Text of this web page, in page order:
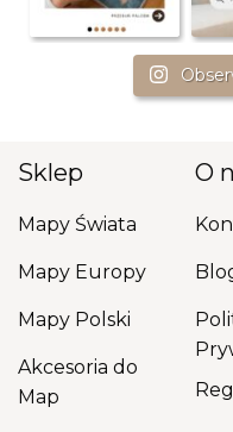
Sklep
Mapy Świata
Mapy Europy
Mapy Polski
Akcesoria do
Map
O